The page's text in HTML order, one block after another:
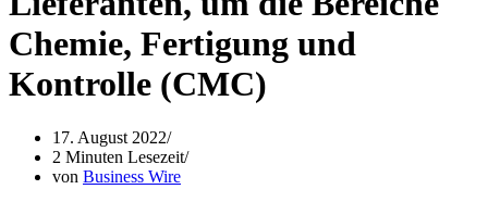
Chemie, Fertigung und
Kontrolle (CMC)
17. August 2022
2 Minuten Lesezeit
von Business Wire